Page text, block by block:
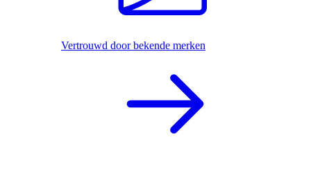
Vertrouwd door bekende merken